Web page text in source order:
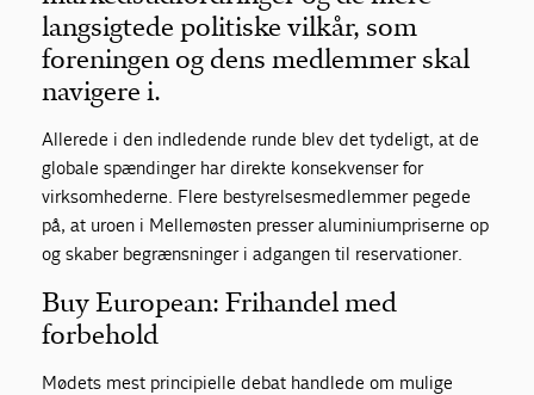
langsigtede politiske vilkår, som
foreningen og dens medlemmer skal
navigere i.
Allerede i den indledende runde blev det tydeligt, at de
globale spændinger har direkte konsekvenser for
virksomhederne. Flere bestyrelsesmedlemmer pegede
på, at uroen i Mellemøsten presser aluminiumpriserne op
og skaber begrænsninger i adgangen til reservationer.
Buy European: Frihandel med
forbehold
Mødets mest principielle debat handlede om mulige